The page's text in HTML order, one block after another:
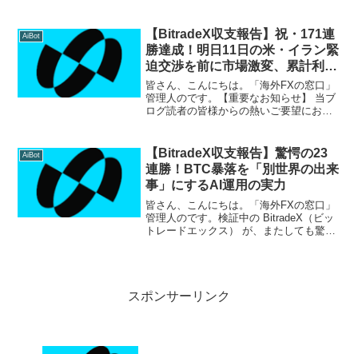
ず、無敗の 64日間連続プラス収益 を更
新。...
AiBot
【BitradeX収支報告】祝・171連
勝達成！明日11日の米・イラン緊
迫交渉を前に市場激変、累計利益
226万円突破で15Kの大台へ！
皆さん、こんにちは。「海外FXの窓口」
管理人のです。【重要なお知らせ】 当ブ
ログ読者の皆様からの熱いご要望にお応
気軽に参加でき、リアルタイムの収支報
告や簡単な情報交...
AiBot
【BitradeX収支報告】驚愕の23
連勝！BTC暴落を「別世界の出来
事」にするAI運用の実力
皆さん、こんにちは。「海外FXの窓口」
管理人のです。検証中の BitradeX（ビッ
トレードエックス） が、またしても驚く
スポンサーリンク